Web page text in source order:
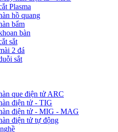
Plasma
hồ quang
bẩm
bàn
sắt
2 đá
sắt
que điện tử ARC
điện tử - TIG
điện tử - MIG - MAG
điện tử tự động